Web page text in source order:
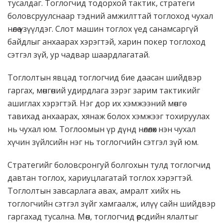
тусалдаг. Тоглогчид тодорхой тактик, стратеги
боловсруулснаар тэдний амжилттай тоглоход чухал
нөлөө үзүүлдэг. Слот машин тоглох үед санамсаргүй
байдлыг анхаарах хэрэгтэй, харин покер тоглоход
сэтгэл зүй, ур чадвар шаардлагатай.
Тоглолтын явцад тоглогчид бие даасан шийдвэр
гаргах, мөнгөний удирдлага зэрэг зарим тактикийг
ашиглах хэрэгтэй. Нэг дор их хэмжээний мөнгө
тавихад анхаарах, хянаж болох хэмжээг тохируулах
нь чухал юм. Тоглоомын үр дүнд нөлөөлөх нэн чухал
хүчин зүйлсийн нэг нь тоглогчийн сэтгэл зүй юм.
Стратегийг боловсронгуй болгохын тулд тоглогчид
давтан тоглох, хариуцлагатай тоглох хэрэгтэй.
Тоглолтын завсарлага авах, амралт хийх нь
тоглогчийн сэтгэл зүйг хамгаалж, илүү сайн шийдвэр
гаргахад тусална. Мөн, тоглогчид өөрсдийн ялалтыг